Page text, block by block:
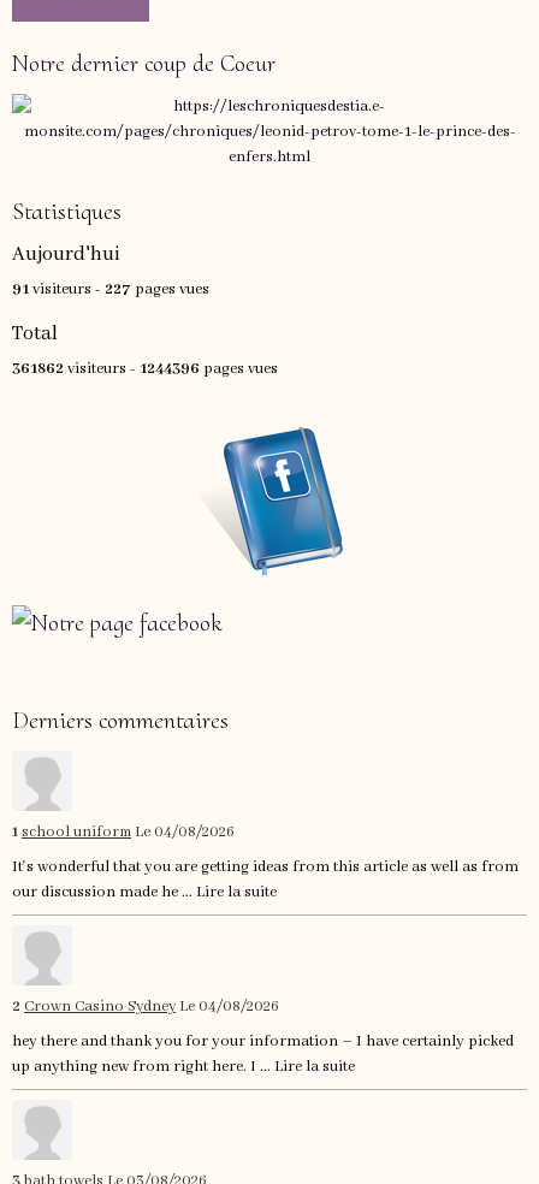
Notre dernier coup de Coeur
Statistiques
Aujourd'hui
91visiteurs - 227 pages vues
Total
361862 visiteurs - 1244396 pages vues
Derniers commentaires
1school uniform Le 04/08/2026
It's wonderful that you are getting ideas from this article as well as from
our discussion made he ... Lire la suite
2 Crown Casino Sydney Le 04/08/2026
hey there and thank you for your information – I have certainly picked
up anything new from right here. I ... Lire la suite